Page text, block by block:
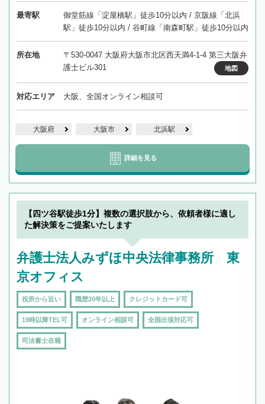
最寄駅
御堂筋線「淀屋橋駅」徒歩10分以内 / 京阪線「北浜
駅」徒歩10分以内 / 谷町線「南森町駅」徒歩10分以内
所在地
〒530-0047 大阪府大阪市北区西天満4-1-4 第三大阪弁
護士ビル301
地図
対応エリア 大阪、全国オンライン相談可
大阪府 大阪市 北浜駅
詳細を見る
【四ツ谷駅徒歩1分】複数の選択肢から、依頼者様に適し
た解決策をご提案いたします
弁護士法人みずほ中央法律事務所 東
京オフィス
役所から近い 職歴20年以上 クレジットカード可
19時以降TEL可 オンライン相談可 全国出張対応可
司法書士在籍